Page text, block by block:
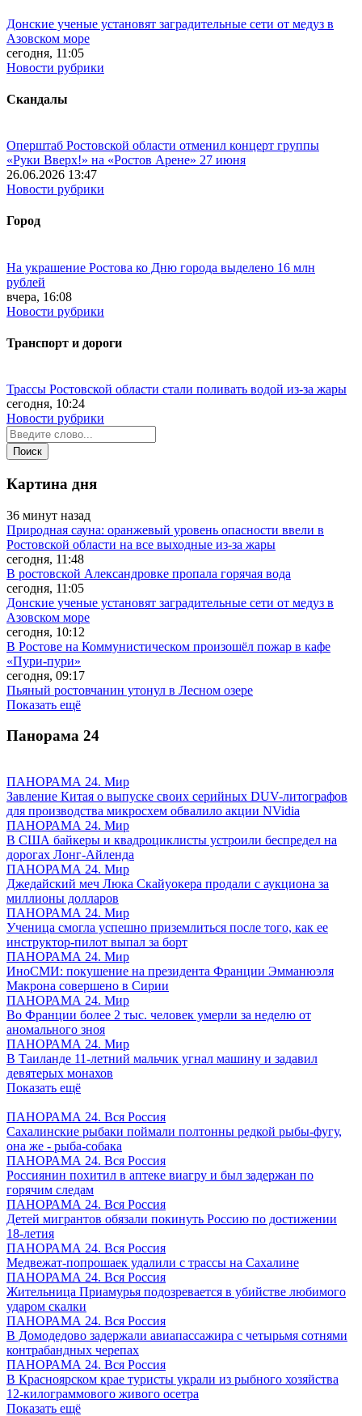
Донские ученые установят заградительные сети от медуз в
Азовском море
сегодня, 11:05
Новости рубрики
Скандалы
Оперштаб Ростовской области отменил концерт группы
«Руки Вверх!» на «Ростов Арене» 27 июня
26.06.2026 13:47
Новости рубрики
Город
На украшение Ростова ко Дню города выделено 16 млн
рублей
вчера, 16:08
Новости рубрики
Транспорт и дороги
Трассы Ростовской области стали поливать водой из-за жары
сегодня, 10:24
Новости рубрики
Картина дня
36 минут назад
Природная сауна: оранжевый уровень опасности ввели в
Ростовской области на все выходные из-за жары
сегодня, 11:48
В ростовской Александровке пропала горячая вода
сегодня, 11:05
Донские ученые установят заградительные сети от медуз в
Азовском море
сегодня, 10:12
В Ростове на Коммунистическом произошёл пожар в кафе
«Пури-пури»
сегодня, 09:17
Пьяный ростовчанин утонул в Лесном озере
Показать ещё
Панорама 24
ПАНОРАМА 24. Мир
Завление Китая о выпуске своих серийных DUV-литографов
для производства микросхем обвалило акции NVidia
ПАНОРАМА 24. Мир
В США байкеры и квадроциклисты устроили беспредел на
дорогах Лонг-Айленда
ПАНОРАМА 24. Мир
Джедайский меч Люка Скайуокера продали с аукциона за
миллионы долларов
ПАНОРАМА 24. Мир
Ученица смогла успешно приземлиться после того, как ее
инструктор-пилот выпал за борт
ПАНОРАМА 24. Мир
ИноСМИ: покушение на президента Франции Эмманюэля
Макрона совершено в Сирии
ПАНОРАМА 24. Мир
Во Франции более 2 тыс. человек умерли за неделю от
аномального зноя
ПАНОРАМА 24. Мир
В Таиланде 11-летний мальчик угнал машину и задавил
девятерых монахов
Показать ещё
ПАНОРАМА 24. Вся Россия
Сахалинские рыбаки поймали полтонны редкой рыбы-фугу,
она же - рыба-собака
ПАНОРАМА 24. Вся Россия
Россиянин похитил в аптеке виагру и был задержан по
горячим следам
ПАНОРАМА 24. Вся Россия
Детей мигрантов обязали покинуть Россию по достижении
18-летия
ПАНОРАМА 24. Вся Россия
Медвежат-попрошаек удалили с трассы на Сахалине
ПАНОРАМА 24. Вся Россия
Жительница Приамурья подозревается в убийстве любимого
ударом скалки
ПАНОРАМА 24. Вся Россия
В Домодедово задержали авиапассажира с четырьмя сотнями
контрабандных черепах
ПАНОРАМА 24. Вся Россия
В Красноярском крае туристы украли из рыбного хозяйства
12-килограммового живого осетра
Показать ещё